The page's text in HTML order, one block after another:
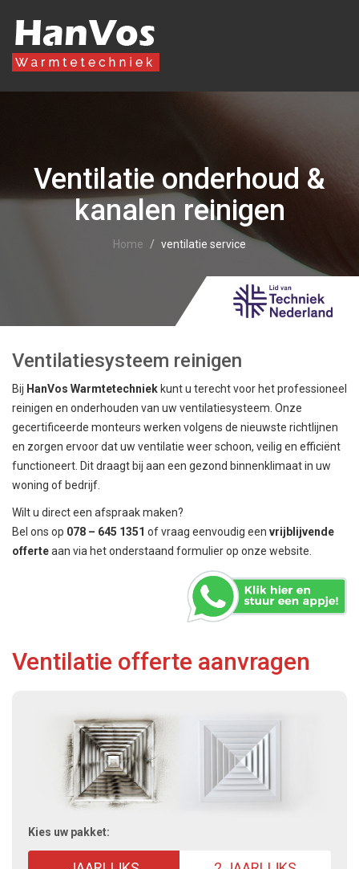
Ventilatie onderhoud &
kanalen reinigen
Home ventilatie service
Ventilatiesysteem reinigen
Bij HanVos Warmtetechniek kunt u terecht voor het professioneel
reinigen en onderhouden van uw ventilatiesysteem. Onze
gecertificeerde monteurs werken volgens de nieuwste richtlijnen
en zorgen ervoor dat uw ventilatie weer schoon, veilig en efficiënt
functioneert. Dit draagt bij aan een gezond binnenklimaat in uw
woning of bedrijf.
Wilt u direct een afspraak maken?
Bel ons op 078 – 645 1351 of vraag eenvoudig een vrijblijvende
offerteaan via het onderstaand formulier op onze website.
Ventilatie offerte aanvragen
Kies uw pakket: